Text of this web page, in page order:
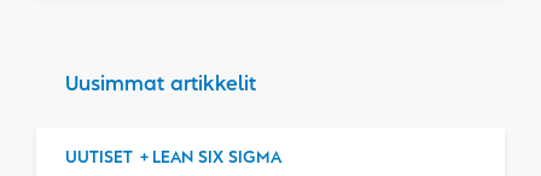
Uusimmat artikkelit
UUTISET LEAN SIX SIGMA